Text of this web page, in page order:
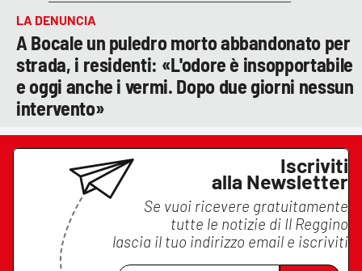
LA DENUNCIA
A Bocale un puledro morto abbandonato per
strada, i residenti: «L'odore è insopportabile
e oggi anche i vermi. Dopo due giorni nessun
intervento»
Iscriviti
alla Newsletter
Se vuoi ricevere gratuitamente
tutte le notizie di Il Reggino
lascia il tuo indirizzo email e iscriviti